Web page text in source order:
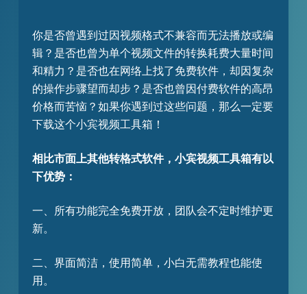
你是否曾遇到过因视频格式不兼容而无法播放或编
辑？是否也曾为单个视频文件的转换耗费大量时间
和精力？是否也在网络上找了免费软件，却因复杂
的操作步骤望而却步？是否也曾因付费软件的高昂
价格而苦恼？如果你遇到过这些问题，那么一定要
下载这个小宾视频工具箱！
相比市面上其他转格式软件，小宾视频工具箱有以
下优势：
一、所有功能完全免费开放，团队会不定时维护更
新。
二、界面简洁，使用简单，小白无需教程也能使
用。